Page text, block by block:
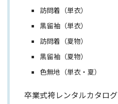
訪問着（単衣）
黒留袖（単衣）
訪問着（夏物）
黒留袖（夏物）
色無地（単衣・夏）
卒業式袴レンタルカタログ